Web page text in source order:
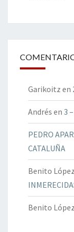
Garikoitz en
Andrés en 3
PEDRO
CATALUÑA
Benito
Benito